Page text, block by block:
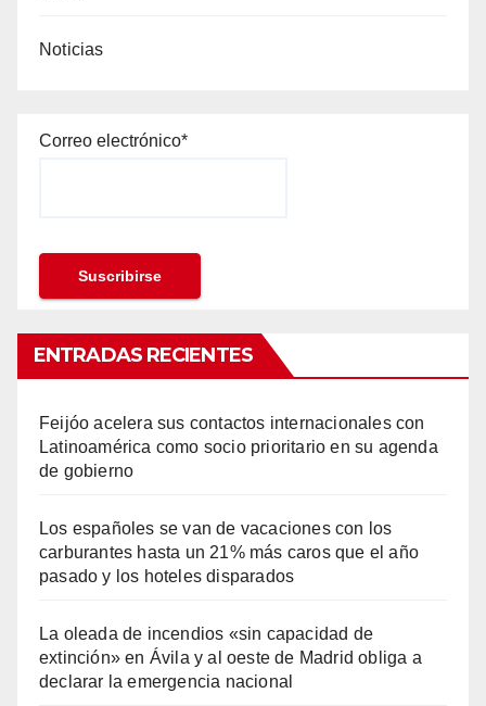
Noticias
Correo electrónico*
ENTRADAS RECIENTES
Feijóo acelera sus contactos internacionales con
Latinoamérica como socio prioritario en su agenda
de gobierno
Los españoles se van de vacaciones con los
carburantes hasta un 21% más caros que el año
pasado y los hoteles disparados
La oleada de incendios «sin capacidad de
extinción» en Ávila y al oeste de Madrid obliga a
declarar la emergencia nacional